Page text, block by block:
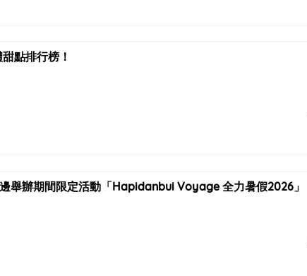
點排行榜！
舉辦期間限定活動「Hapidanbui Voyage 全力暑假2026」